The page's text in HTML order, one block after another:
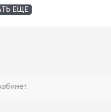
ЕЩЕ